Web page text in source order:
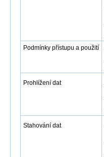
Podmínky přístupu a použití
Prohlížení dat
Stahování dat